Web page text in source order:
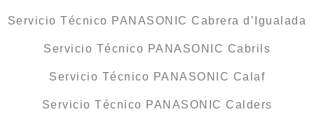
Servicio Técnico PANASONIC Cabrera d’Igualada
Servicio Técnico PANASONIC Cabrils
Servicio Técnico PANASONIC Calaf
Servicio Técnico PANASONIC Calders